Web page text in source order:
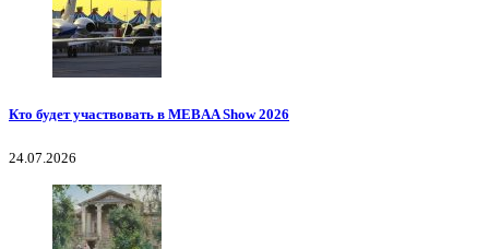
Кто будет участвовать в MEBAA Show 2026
24.07.2026